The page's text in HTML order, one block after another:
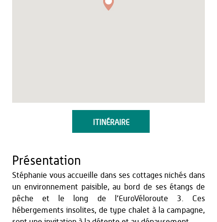
ITINÉRAIRE
Présentation
Stéphanie vous accueille dans ses cottages nichés dans
un environnement paisible, au bord de ses étangs de
pêche et le long de l’EuroVéloroute 3. Ces
hébergements insolites, de type chalet à la campagne,